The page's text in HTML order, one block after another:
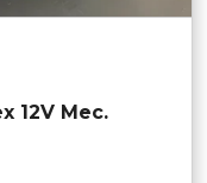
12V Mec.